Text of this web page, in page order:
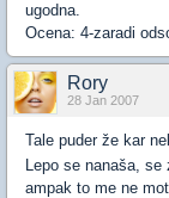
ugodna.
Ocena: 4-zaradi
Rory
28 Jan 2007
Tale puder že kar
Lepo se nanaša,
ampak to me ne